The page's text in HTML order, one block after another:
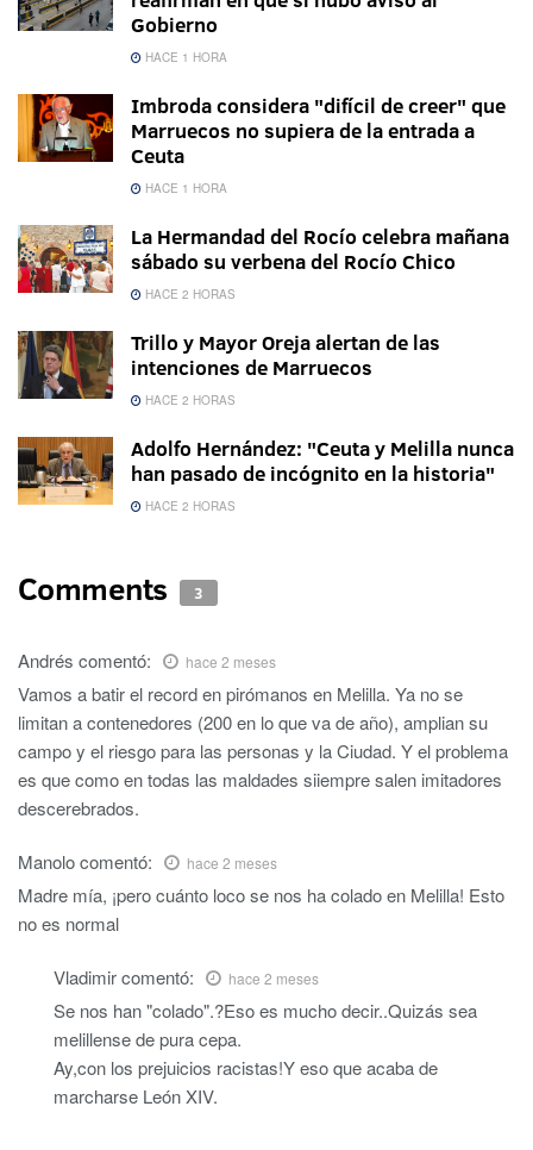
Gobierno
HACE 1 HORA
Imbroda considera "difícil de creer" que
Marruecos no supiera de la entrada a
Ceuta
HACE 1 HORA
La Hermandad del Rocío celebra mañana
sábado su verbena del Rocío Chico
HACE 2 HORAS
Trillo y Mayor Oreja alertan de las
intenciones de Marruecos
HACE 2 HORAS
Adolfo Hernández: "Ceuta y Melilla nunca
han pasado de incógnito en la historia"
HACE 2 HORAS
Comments 3
Andrés comentó: hace 2 meses
Vamos a batir el record en pirómanos en Melilla. Ya no se
limitan a contenedores (200 en lo que va de año), amplian su
campo y el riesgo para las personas y la Ciudad. Y el problema
es que como en todas las maldades siiempre salen imitadores
descerebrados.
Manolocomentó: hace 2 meses
Madre mía, ¡pero cuánto loco se nos ha colado en Melilla! Esto
no es normal
Vladimircomentó: hace 2 meses
Se nos han "colado".?Eso es mucho decir..Quizás sea
melillense de pura cepa.
Ay,con los prejuicios racistas!Y eso que acaba de
marcharse León XIV.